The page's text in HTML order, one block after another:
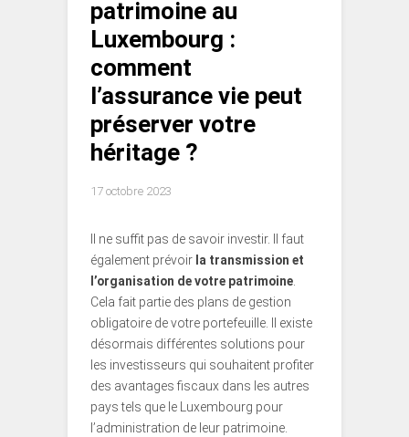
patrimoine au
Luxembourg :
comment
l’assurance vie peut
préserver votre
héritage ?
17 octobre 2023
Il ne suffit pas de savoir investir. Il faut
également prévoir la transmission et
l’organisation de votre patrimoine
Cela fait partie des plans de gestion
obligatoire de votre portefeuille. Il existe
désormais différentes solutions pour
les investisseurs qui souhaitent profiter
des avantages fiscaux dans les autres
pays tels que le Luxembourg pour
l’administration de leur patrimoine.